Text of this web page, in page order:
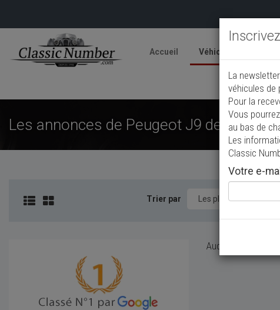
Accueil Véhicules
Les annonces de Peugeot J9 de
Trier par
Aucun véhicule ne
La
véhicules de
Pour la
Vous
au bas de
Les
Classic
Votre e-